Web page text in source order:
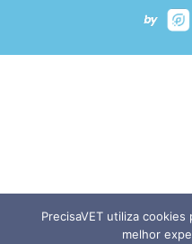
PrecisaVET utiliza
melhor